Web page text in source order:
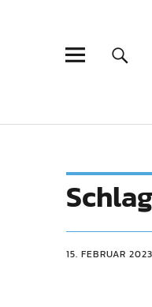
15. FEBRUAR 2023